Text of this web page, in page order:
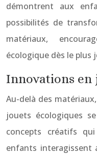
démontrent aux
possibilités de
matériaux,
écologique dès le plus
Innovations en
Au-delà des
jouets écologiques
concepts créatifs
enfants interagissent